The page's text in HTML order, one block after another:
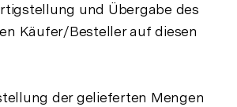
und Übergabe des
Käufer/Besteller auf diesen
der gelieferten Mengen